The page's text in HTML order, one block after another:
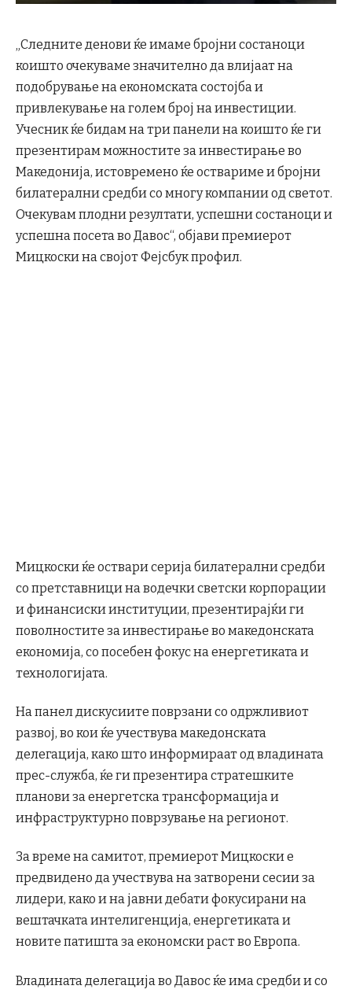
„Следните денови ќе имаме бројни состаноци
коишто очекуваме значително да влијаат на
подобрување на економската состојба и
привлекување на голем број на инвестиции.
Учесник ќе бидам на три панели на коишто ќе ги
презентирам можностите за инвестирање во
Македонија, истовремено ќе оствариме и бројни
билатерални средби со многу компании од светот.
Очекувам плодни резултати, успешни состаноци и
успешна посета во Давос“, објави премиерот
Мицкоски на својот Фејсбук профил.
Мицкоски ќе оствари серија билатерални средби
со претставници на водечки светски корпорации
и финансиски институции, презентирајќи ги
поволностите за инвестирање во македонската
економија, со посебен фокус на енергетиката и
технологијата.
На панел дискусиите поврзани со одржливиот
развој, во кои ќе учествува македонската
делегација, како што информираат од владината
прес-служба, ќе ги презентира стратешките
планови за енергетска трансформација и
инфраструктурно поврзување на регионот.
За време на самитот, премиерот Мицкоски е
предвидено да учествува на затворени сесии за
лидери, како и на јавни дебати фокусирани на
вештачката интелигенција, енергетиката и
новите патишта за економски раст во Европа.
Владината делегација во Давос ќе има средби и со